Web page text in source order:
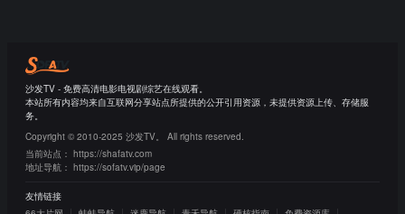
沙发TV - 免费高清电影电视剧综艺在线观看。
本站所有内容均来自互联网分享站点所提供的公开引用资源，未提供资源上传、存储服
务。
Copyright © 2010-2025 沙发TV。 All rights reserved.
当前站点： https://shafatv.com
地址导航： https://sofatv.vip/page
友情链接